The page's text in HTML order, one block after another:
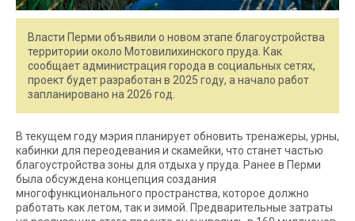
Власти Перми объявили о новом этапе благоустройства
территории около Мотовилихинского пруда. Как
сообщает администрация города в социальных сетях,
проект будет разработан в 2025 году, а начало работ
запланировано на 2026 год.
В текущем году мэрия планирует обновить тренажеры, урны,
кабинки для переодевания и скамейки, что станет частью
благоустройства зоны для отдыха у пруда. Ранее в Перми
была обсуждена концепция создания
многофункционального пространства, которое должно
работать как летом, так и зимой. Предварительные затраты